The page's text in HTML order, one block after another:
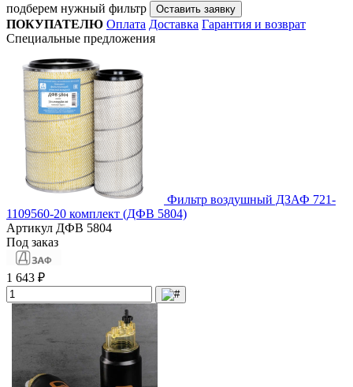
подберем нужный фильтр Оставить заявку
ПОКУПАТЕЛЮ Оплата Доставка Гарантия и возврат
Специальные предложения
Фильтр воздушный ДЗАФ 721-
1109560-20 комплект (ДФВ 5804)
Артикул ДФВ 5804
Под заказ
1 643 ₽